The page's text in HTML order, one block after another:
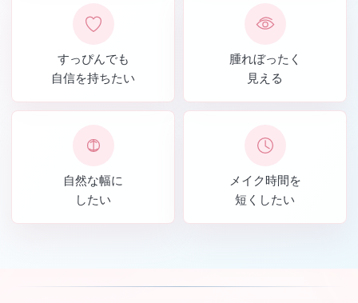
すっぴんでも
自信を持ちたい
腫れぼったく
見える
自然な幅に
したい
メイク時間を
短くしたい